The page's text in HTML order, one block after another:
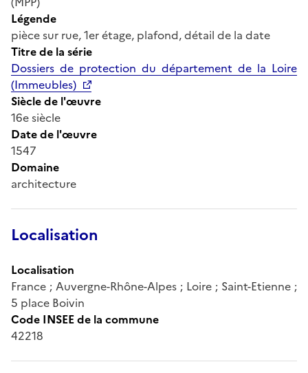
Légende
pièce sur rue, 1er étage, plafond, détail de la date
Titre de la série
Dossiers de protection du département de la Loire
(Immeubles)
Siècle de l'œuvre
16e siècle
Date de l'œuvre
1547
Domaine
architecture
Localisation
Localisation
France ; Auvergne-Rhône-Alpes ; Loire ; Saint-Etienne ;
5 place Boivin
Code INSEE de la commune
42218